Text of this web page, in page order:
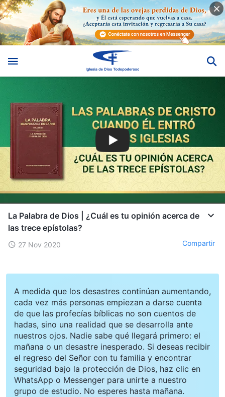
La Palabra de Dios | ¿Cuál es tu opinión acerca de
las trece epístolas?
27 Nov 2020 Compartir
A medida que los desastres continúan aumentando,
cada vez más personas empiezan a darse cuenta
de que las profecías bíblicas no son cuentos de
hadas, sino una realidad que se desarrolla ante
nuestros ojos. Nadie sabe qué llegará primero: el
mañana o un desastre inesperado. Si deseas recibir
el regreso del Señor con tu familia y encontrar
seguridad bajo la protección de Dios, haz clic en
WhatsApp o Messenger para unirte a nuestro
grupo de estudio. No esperes hasta mañana.